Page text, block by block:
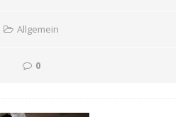
Allgemein
0